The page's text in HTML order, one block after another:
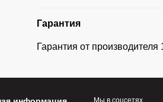
Гарантия
Гарантия от производителя
Мы в соцсетях